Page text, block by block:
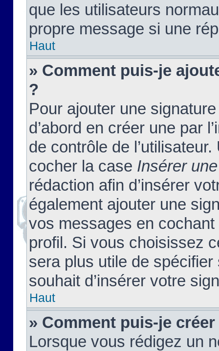
que les utilisateurs
propre message si une
Haut
» Comment puis-je
?
Pour ajouter une
d’abord en créer une par
de contrôle de
cocher la case Insérer
rédaction afin d’insérer
également ajouter une
vos messages en
profil. Si vous choisissez
sera plus utile de
souhait d’insérer votre
Haut
» Comment puis-je
Lorsque vous rédigez un